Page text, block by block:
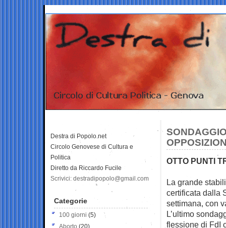
OTTO PUNTI
La grande
certificata dalla
settimana, con
L’ultimo
flessione di FdI
Destra di Popolo.net
Circolo Genovese di Cultura e
Politica
Diretto da Riccardo Fucile
Scrivici: destradipopolo@gmail.com
Categorie
100 giorni (5)
Aborto (20)